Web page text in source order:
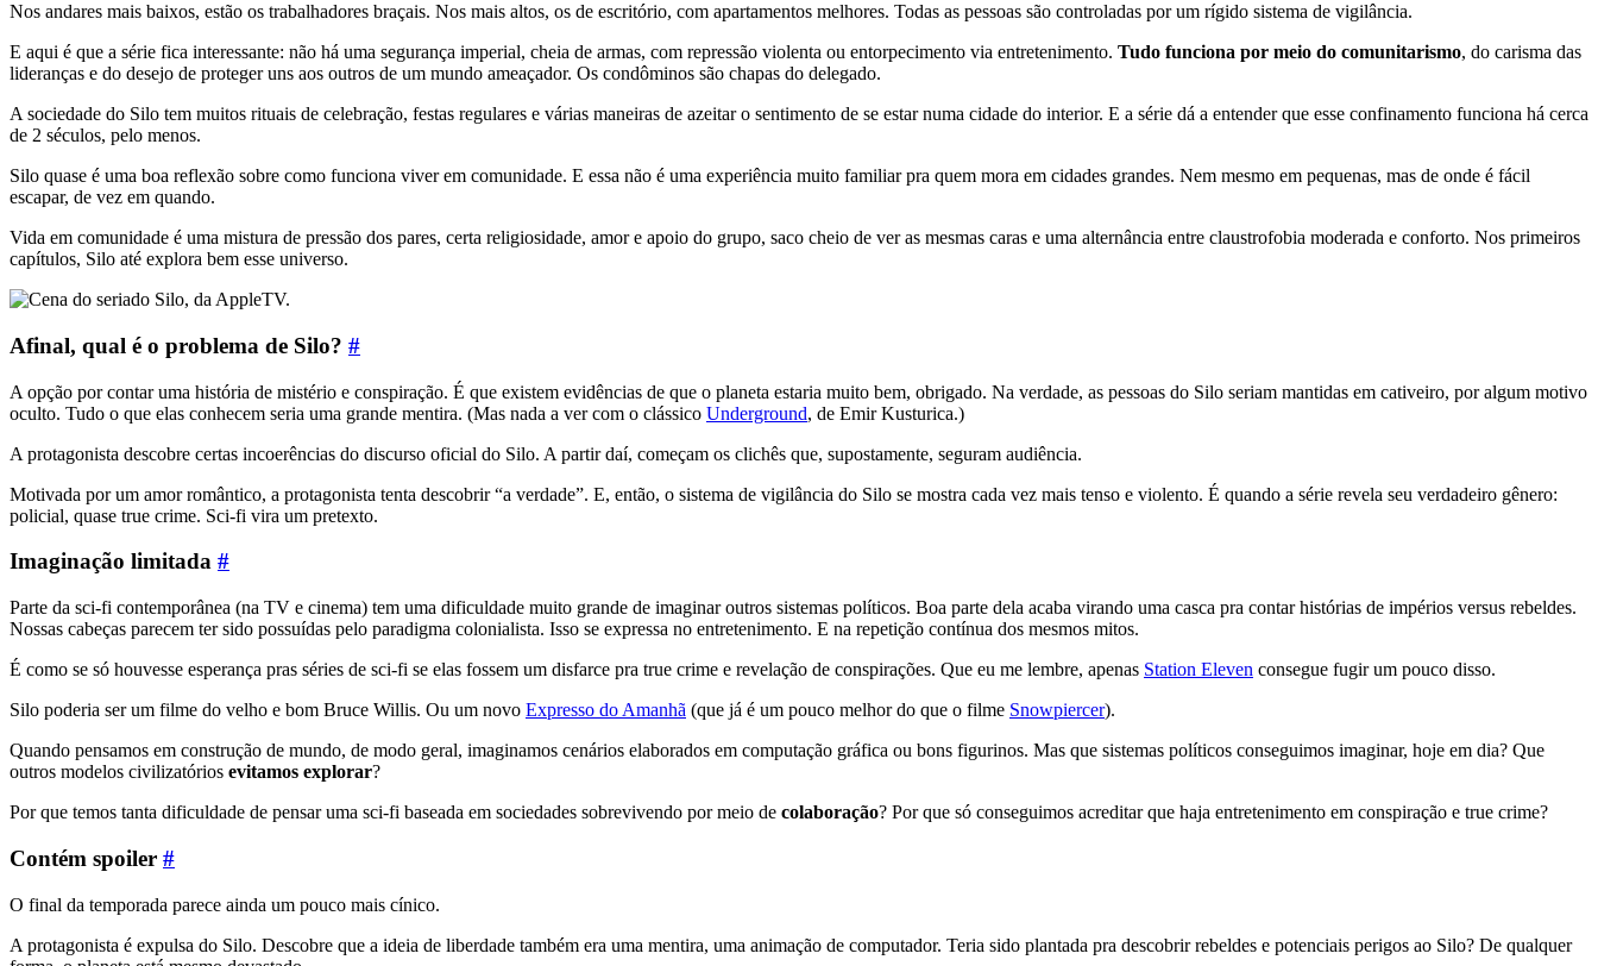
Nos andares mais baixos, estão os trabalhadores braçais. Nos mais altos, os de escritório, com apartamentos melhores. Todas as pessoas são controladas por um rígido sistema de vigilância.
E aqui é que a série fica interessante: não há uma segurança imperial, cheia de armas, com repressão violenta ou entorpecimento via entretenimento. Tudo funciona por meio do comunitarismo, do carisma das
lideranças e do desejo de proteger uns aos outros de um mundo ameaçador. Os condôminos são chapas do delegado.
A sociedade do Silo tem muitos rituais de celebração, festas regulares e várias maneiras de azeitar o sentimento de se estar numa cidade do interior. E a série dá a entender que esse confinamento funciona há cerca
de 2 séculos, pelo menos.
Silo quase é uma boa reflexão sobre como funciona viver em comunidade. E essa não é uma experiência muito familiar pra quem mora em cidades grandes. Nem mesmo em pequenas, mas de onde é fácil
escapar, de vez em quando.
Vida em comunidade é uma mistura de pressão dos pares, certa religiosidade, amor e apoio do grupo, saco cheio de ver as mesmas caras e uma alternância entre claustrofobia moderada e conforto. Nos primeiros
capítulos, Silo até explora bem esse universo.
Afinal, qual é o problema de Silo? #
A opção por contar uma história de mistério e conspiração. É que existem evidências de que o planeta estaria muito bem, obrigado. Na verdade, as pessoas do Silo seriam mantidas em cativeiro, por algum motivo
oculto. Tudo o que elas conhecem seria uma grande mentira. (Mas nada a ver com o clássico Underground, de Emir Kusturica.)
A protagonista descobre certas incoerências do discurso oficial do Silo. A partir daí, começam os clichês que, supostamente, seguram audiência.
Motivada por um amor romântico, a protagonista tenta descobrir “a verdade”. E, então, o sistema de vigilância do Silo se mostra cada vez mais tenso e violento. É quando a série revela seu verdadeiro gênero:
policial, quase true crime. Sci-fi vira um pretexto.
Imaginação limitada #
Parte da sci-fi contemporânea (na TV e cinema) tem uma dificuldade muito grande de imaginar outros sistemas políticos. Boa parte dela acaba virando uma casca pra contar histórias de impérios versus rebeldes.
Nossas cabeças parecem ter sido possuídas pelo paradigma colonialista. Isso se expressa no entretenimento. E na repetição contínua dos mesmos mitos.
É como se só houvesse esperança pras séries de sci-fi se elas fossem um disfarce pra true crime e revelação de conspirações. Que eu me lembre, apenas Station Eleven consegue fugir um pouco disso.
Silo poderia ser um filme do velho e bom Bruce Willis. Ou um novo Expresso do Amanhã (que já é um pouco melhor do que o filme Snowpiercer).
Quando pensamos em construção de mundo, de modo geral, imaginamos cenários elaborados em computação gráfica ou bons figurinos. Mas que sistemas políticos conseguimos imaginar, hoje em dia? Que
outros modelos civilizatórios evitamos explorar?
Por que temos tanta dificuldade de pensar uma sci-fi baseada em sociedades sobrevivendo por meio de colaboração? Por que só conseguimos acreditar que haja entretenimento em conspiração e true crime?
Contém spoiler #
O final da temporada parece ainda um pouco mais cínico.
A protagonista é expulsa do Silo. Descobre que a ideia de liberdade também era uma mentira, uma animação de computador. Teria sido plantada pra descobrir rebeldes e potenciais perigos ao Silo? De qualquer